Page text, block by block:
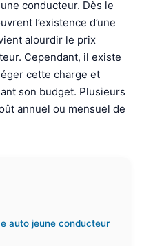
conducteur. Dès le
l’existence d’une
alourdir le prix
Cependant, il existe
cette charge et
son budget. Plusieurs
annuel ou mensuel de
auto jeune conducteur